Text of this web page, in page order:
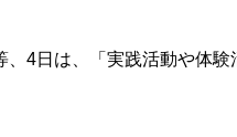
4日は、「実践活動や体験